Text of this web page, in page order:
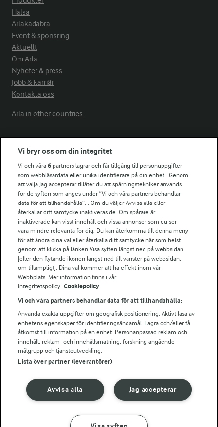
Hälsa
Arlakadabra
Event & sponsring
Aktuellt
Om Arla
Nyheter & press
Jobb & karriär
Kontakta oss
Arla in other countries
Fler Arlasajter
För ägare
Arlas kundportal
Arla.com
Falbygdens Ost
Arla webbshop
Bildbank
Följ oss
© 2026 Arla Foods
Integritetspolicy
Vi bryr oss om din integritet
Vi och våra6 partners lagrar och får tillgång till personuppgifter
som webbläsardata eller unika identifierare på din enhet . Genom
att välja Jag accepterar tillåter du att spårningstekniker används
för de syften som anges under ”Vi och våra partners behandlar
data för att tillhandahålla”. . Om du väljer Avvisa alla eller
återkallar ditt samtycke inaktiveras de. Om spårare är
inaktiverade kan visst innehåll och vissa annonser som du ser
vara mindre relevanta för dig. Du kan återkomma till denna meny
för att ändra dina val eller återkalla ditt samtycke när som helst
genom att klicka på länken Visa syften längst ned på webbsidan
[eller den flytande ikonen längst ned till vänster på webbsidan,
om tillämpligt]. Dina val kommer att ha effekt inom vår
Webbplats. Mer information finns i vår
integritetspolicy. Cookiepolicy
Vi och våra partners behandlar data för att tillhandahålla:
Använda exakta uppgifter om geografisk positionering. Aktivt läsa av
enhetens egenskaper för identifieringsändamål. Lagra och/eller få
åtkomst till information på en enhet. Personanpassad reklam och
innehåll, reklam- och innehållsmätning, forskning angående
målgrupp och tjänsteutveckling.
Lista över partner (leverantörer)
Jag accepterar
Avvisa alla